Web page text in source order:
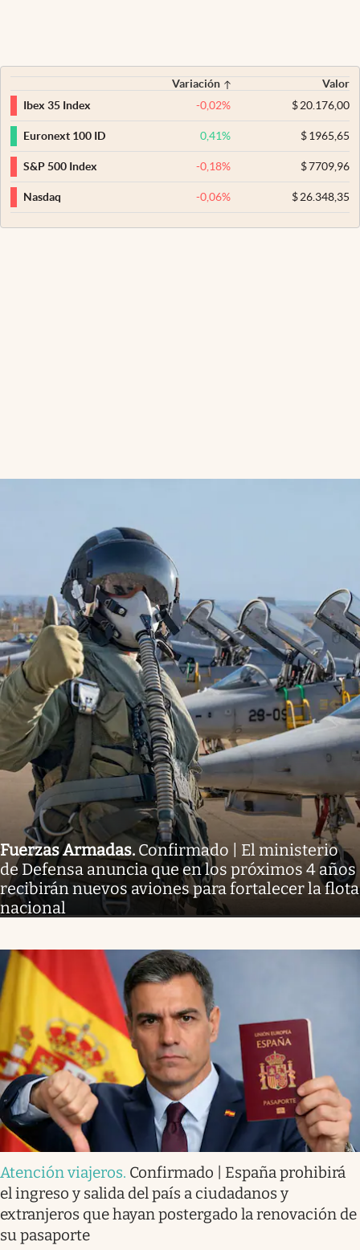
Variación
Valor
Ibex 35 Index
-0,02% $20.176,00
Euronext 100 ID 0,41% $1965,65
S&P 500 Index -0,18% $7709,96
Nasdaq -0,06% $26.348,35
Fuerzas Armadas. Confirmado | El ministerio
de Defensa anuncia que en los próximos 4 años
recibirán nuevos aviones para fortalecer la flota
nacional
Atención viajeros. Confirmado | España prohibirá
el ingreso y salida del país a ciudadanos y
extranjeros que hayan postergado la renovación de
su pasaporte